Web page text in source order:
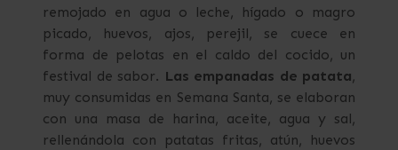
remojado en agua o leche, hígado o magro
picado, huevos, ajos, perejil, se cuece en
forma de pelotas en el caldo del cocido, un
festival de sabor. Las empanadas de patata,
muy consumidas en Semana Santa, se elaboran
con una masa de harina, aceite, agua y sal,
rellenándola con patatas fritas, atún, huevos